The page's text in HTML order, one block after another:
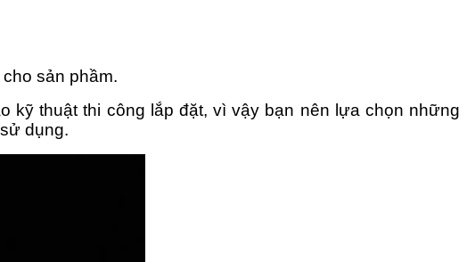
sản phầm.
kỹ thuật thi công lắp đặt, vì vậy bạn nên lựa chọn những
dụng.